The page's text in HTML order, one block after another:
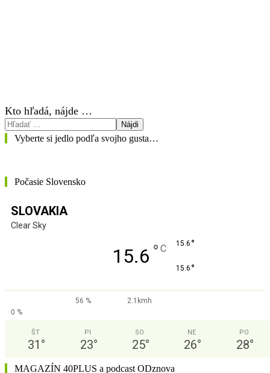
Kto hľadá, nájde …
Nájdi
Vyberte si jedlo podľa svojho gusta…
Počasie Slovensko
SLOVAKIA
Clear Sky
15.6 ° C 15.6 °
15.6 °
56 %
2.1kmh
0 %
ŠT
31 °
PI
23°
SO
25°
NE
26°
PO
28°
MAGAZÍN 40PLUS a podcast ODznova